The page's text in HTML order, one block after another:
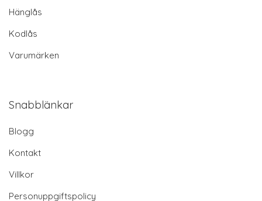
Hänglås
Kodlås
Varumärken
Snabblänkar
Blogg
Kontakt
Villkor
Personuppgiftspolicy